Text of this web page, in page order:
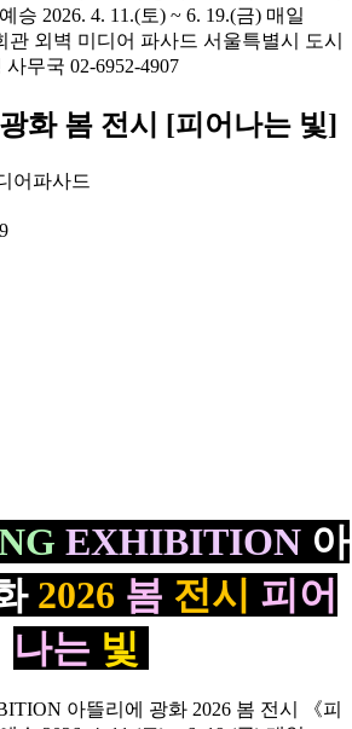
화 봄 전시 [피어나는 빛]
어파사드
EXHIBITION 아
2026 봄 전시 피어
나는 빛